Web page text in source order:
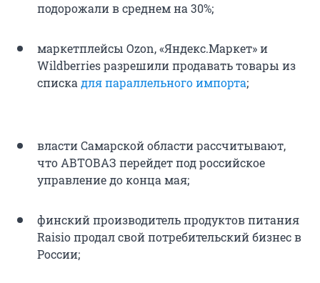
подорожали в среднем на 30%;
маркетплейсы Ozon, «Яндекс.Маркет» и
Wildberries разрешили продавать товары из
спискадля параллельного импорта;
власти Самарской области рассчитывают,
что АВТОВАЗ перейдет под российское
управление до конца мая;
финский производитель продуктов питания
Raisio продал свой потребительский бизнес в
России;